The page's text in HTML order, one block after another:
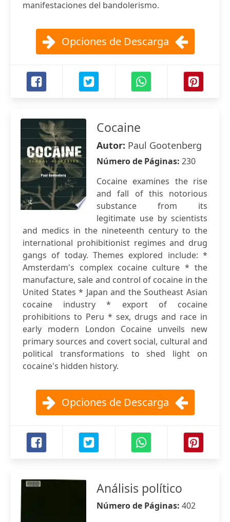
manifestaciones del bandolerismo.
Opciones de Descarga
Cocaine
Autor: Paul Gootenberg
Número de Páginas: 230
Cocaine examines the rise
and fall of this notorious
substance from its
legitimate use by scientists
and medics in the nineteenth century to the
international prohibitionist regimes and drug
gangs of today. Themes explored include: *
Amsterdam's complex cocaine culture * the
manufacture, sale and control of cocaine in the
United States * Japan and the Southeast Asian
cocaine industry * export of cocaine
prohibitions to Peru * sex, drugs and race in
early modern London Cocaine unveils new
primary sources and covert social, cultural and
political transformations to shed light on
cocaine's hidden history.
Opciones de Descarga
Análisis político
Número de Páginas: 402